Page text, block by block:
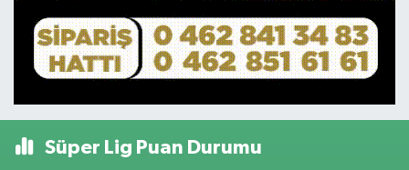
Süper Lig Puan Durumu